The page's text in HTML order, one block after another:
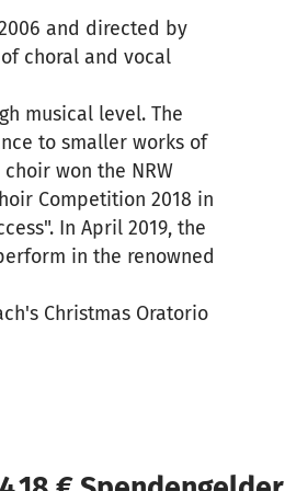
and directed by
choral and vocal
musical level. The
to smaller works of
won the NRW
Competition 2018 in
In April 2019, the
in the renowned
Christmas Oratorio